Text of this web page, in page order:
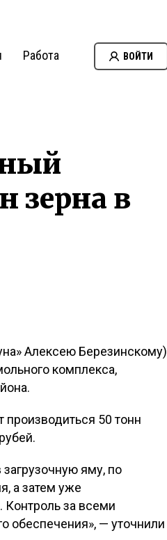
Работа ВОЙТИ
зерна в
Алексею Березинскому)
комплекса,
50 тонн
яму, по
а затем уже
Контроль за всеми
обеспечения», — уточнили